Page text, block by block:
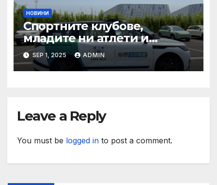
НОВИНИ
Спортните клубове,
младите ни атлети и
техните треньори имат
нужда от нашата подкрепа
и ние ще им я осигурим
SEP 1, 2025 ADMIN
Leave a Reply
You must be logged in to post a comment.